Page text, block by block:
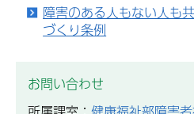
障害のある人もない人も
づくり条例
お問い合わせ